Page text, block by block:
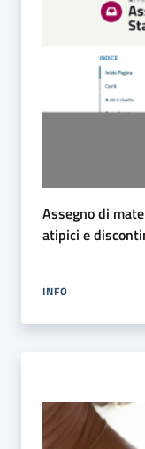
Assegno di
atipici e
INFO